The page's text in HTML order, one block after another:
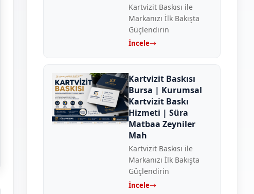
Kartvizit Baskısı ile
Markanızı İlk Bakışta
Güçlendirin
İncele
Kartvizit Baskısı
Bursa | Kurumsal
Kartvizit Baskı
Hizmeti | Süra
Matbaa Zeyniler
Mah
Kartvizit Baskısı ile
Markanızı İlk Bakışta
Güçlendirin
İncele